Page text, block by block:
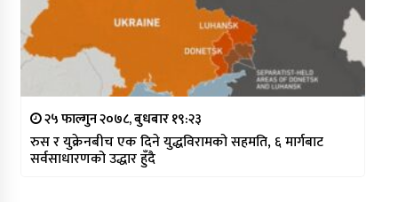
२५ फाल्गुन २०७८, बुधबार १९:२३
रुस र युक्रेनबीच एक दिने युद्धविरामको सहमति, ६ मार्गबाट
सर्वसाधारणको उद्धार हुँदै